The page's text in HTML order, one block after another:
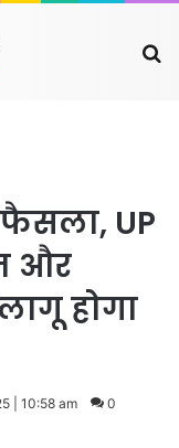
UP
और
होगा
| 10:58 am 0